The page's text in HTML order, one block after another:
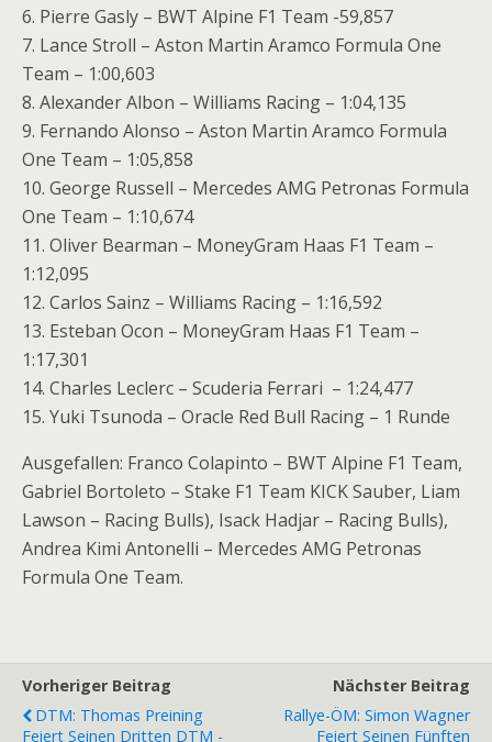
6. Pierre Gasly – BWT Alpine F1 Team -59,857
7. Lance Stroll – Aston Martin Aramco Formula One
Team – 1:00,603
8. Alexander Albon – Williams Racing – 1:04,135
9. Fernando Alonso – Aston Martin Aramco Formula
One Team – 1:05,858
10. George Russell – Mercedes AMG Petronas Formula
One Team – 1:10,674
11. Oliver Bearman – MoneyGram Haas F1 Team –
1:12,095
12. Carlos Sainz – Williams Racing – 1:16,592
13. Esteban Ocon – MoneyGram Haas F1 Team –
1:17,301
14. Charles Leclerc – Scuderia Ferrari – 1:24,477
15. Yuki Tsunoda – Oracle Red Bull Racing – 1 Runde
Ausgefallen: Franco Colapinto – BWT Alpine F1 Team,
Gabriel Bortoleto – Stake F1 Team KICK Sauber, Liam
Lawson – Racing Bulls), Isack Hadjar – Racing Bulls),
Andrea Kimi Antonelli – Mercedes AMG Petronas
Formula One Team.
Vorheriger Beitrag
DTM: Thomas Preining
Feiert Seinen Dritten DTM -
Nächster Beitrag
Rallye-ÖM: Simon Wagner
Feiert Seinen Fünften